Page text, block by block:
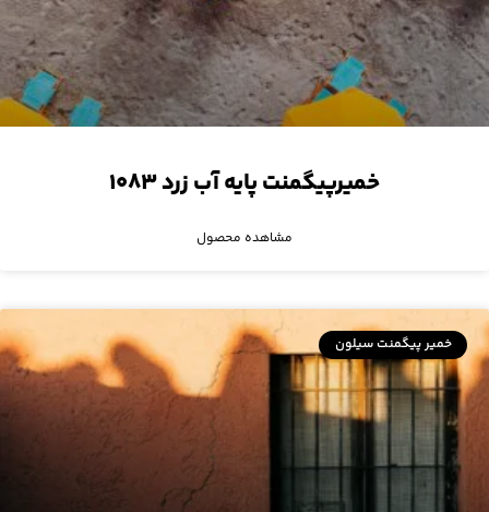
خمیرپیگمنت پایه آب زرد ۱۰۸۳
مشاهده محصول
خمیر پیگمنت سیلون